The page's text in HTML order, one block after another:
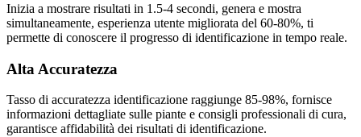
Inizia a mostrare risultati in 1.5-4 secondi, genera e mostra
simultaneamente, esperienza utente migliorata del 60-80%, ti
permette di conoscere il progresso di identificazione in tempo reale.
Alta Accuratezza
Tasso di accuratezza identificazione raggiunge 85-98%, fornisce
informazioni dettagliate sulle piante e consigli professionali di cura,
garantisce affidabilità dei risultati di identificazione.